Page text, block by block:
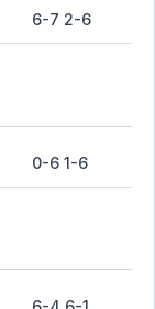
6-7 2-6
0-6 1-6